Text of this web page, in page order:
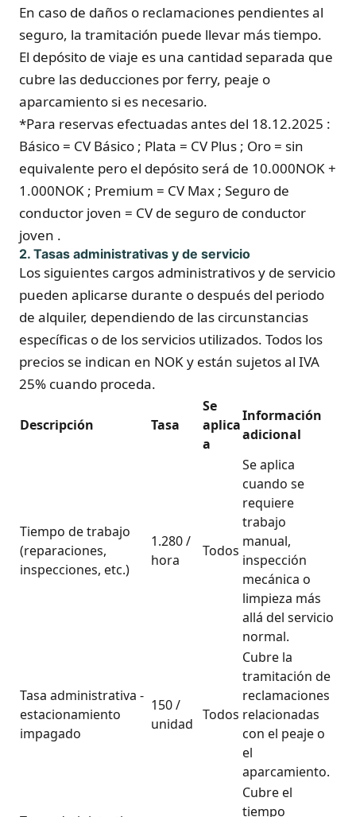
En caso de daños o reclamaciones pendientes al
seguro, la tramitación puede llevar más tiempo.
El depósito de viaje es una cantidad separada que
cubre las deducciones por ferry, peaje o
aparcamiento si es necesario.
*Para reservas efectuadas antes del 18.12.2025 :
Básico = CV Básico ; Plata = CV Plus ; Oro = sin
equivalente pero el depósito será de 10.000NOK +
1.000NOK ; Premium = CV Max ; Seguro de
conductor joven = CV de seguro de conductor
joven .
2. Tasas administrativas y de servicio
Los siguientes cargos administrativos y de servicio
pueden aplicarse durante o después del periodo
de alquiler, dependiendo de las circunstancias
específicas o de los servicios utilizados. Todos los
precios se indican en NOK y están sujetos al IVA
25% cuando proceda.
Descripción Tasa
Se
aplica
a
Información
adicional
Tiempo de trabajo
(reparaciones,
inspecciones, etc.)
1.280 /
hora
Todos
Se aplica
cuando se
requiere
trabajo
manual,
inspección
mecánica o
limpieza más
allá del servicio
normal.
Tasa administrativa -
estacionamiento
impagado
150 /
unidad
Todos
Cubre la
tramitación de
reclamaciones
relacionadas
con el peaje o
el
aparcamiento.
Cubre el
tiempo